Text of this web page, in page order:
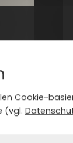
Cookie-
(vgl.